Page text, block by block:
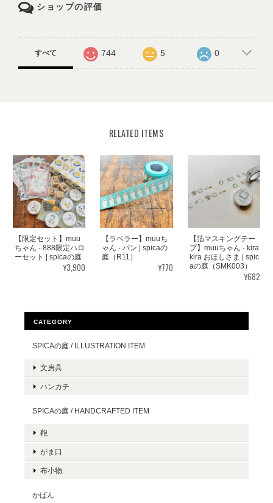
ショップの評価
すべて 744 5 0
RELATED ITEMS
【限定セット】muu
ちゃん - 888限定ハロ
ーセット | spicaの庭
¥3,900
【ラベラー】muuち
ゃん - パン | spicaの
庭（R11）
¥770
【箔マスキングテー
プ】muuちゃん - kira
kira おほしさま | spic
aの庭（SMK003）
¥682
CATEGORY
SPICAの庭 / ILLUSTRATION ITEM
文房具
ハンカチ
SPICAの庭 / HANDCRAFTED ITEM
鞄
がま口
布小物
かばん